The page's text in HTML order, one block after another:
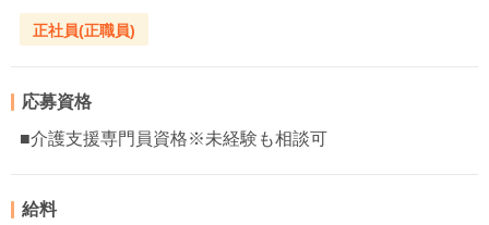
正社員(正職員)
応募資格
■介護支援専門員資格※未経験も相談可
給料